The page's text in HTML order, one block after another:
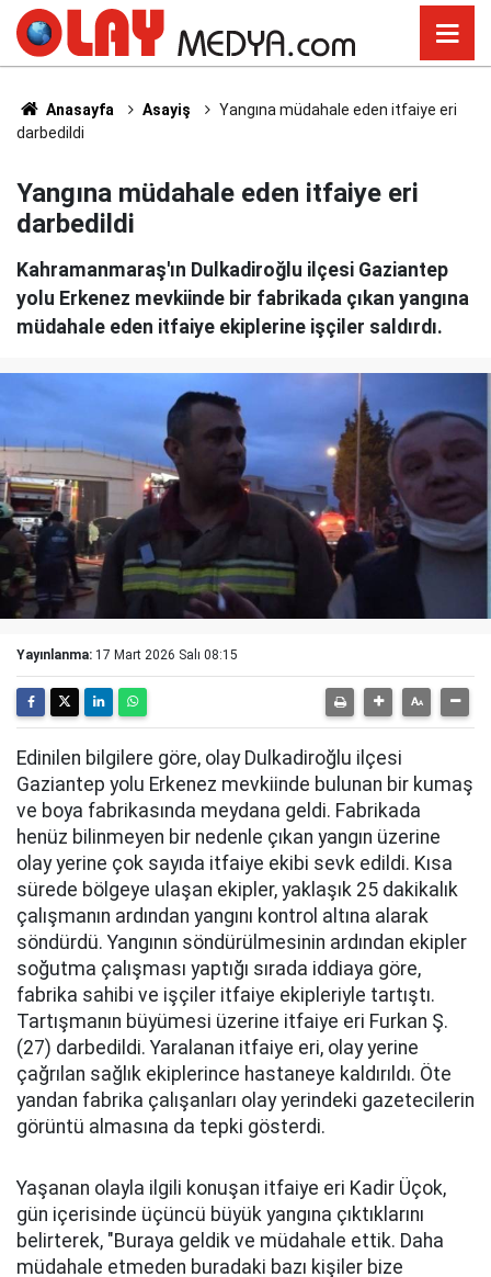
Anasayfa Asayiş
Yangına müdahale eden itfaiye eri
darbedildi
Yangına müdahale eden itfaiye eri
darbedildi
Kahramanmaraş'ın Dulkadiroğlu ilçesi Gaziantep
yolu Erkenez mevkiinde bir fabrikada çıkan yangına
müdahale eden itfaiye ekiplerine işçiler saldırdı.
Yayınlanma: 17 Mart 2026 Salı 08:15
Edinilen bilgilere göre, olay Dulkadiroğlu ilçesi
Gaziantep yolu Erkenez mevkiinde bulunan bir kumaş
ve boya fabrikasında meydana geldi. Fabrikada
henüz bilinmeyen bir nedenle çıkan yangın üzerine
olay yerine çok sayıda itfaiye ekibi sevk edildi. Kısa
sürede bölgeye ulaşan ekipler, yaklaşık 25 dakikalık
çalışmanın ardından yangını kontrol altına alarak
söndürdü. Yangının söndürülmesinin ardından ekipler
soğutma çalışması yaptığı sırada iddiaya göre,
fabrika sahibi ve işçiler itfaiye ekipleriyle tartıştı.
Tartışmanın büyümesi üzerine itfaiye eri Furkan Ş.
(27) darbedildi. Yaralanan itfaiye eri, olay yerine
çağrılan sağlık ekiplerince hastaneye kaldırıldı. Öte
yandan fabrika çalışanları olay yerindeki gazetecilerin
görüntü almasına da tepki gösterdi.
Yaşanan olayla ilgili konuşan itfaiye eri Kadir Üçok,
gün içerisinde üçüncü büyük yangına çıktıklarını
belirterek, "Buraya geldik ve müdahale ettik. Daha
müdahale etmeden buradaki bazı kişiler bize